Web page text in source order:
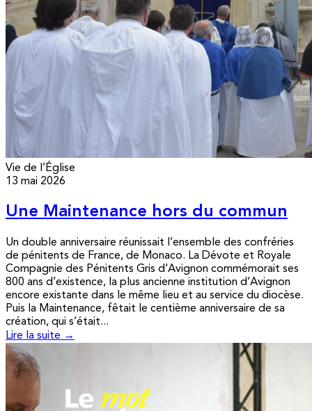
Vie de l’Église
13 mai 2026
Une Maintenance hors du commun
Un double anniversaire réunissait l’ensemble des confréries
de pénitents de France, de Monaco. La Dévote et Royale
Compagnie des Pénitents Gris d’Avignon commémorait ses
800 ans d’existence, la plus ancienne institution d’Avignon
encore existante dans le même lieu et au service du diocèse.
Puis la Maintenance, fêtait le centième anniversaire de sa
création, qui s’était...
Lire la suite →